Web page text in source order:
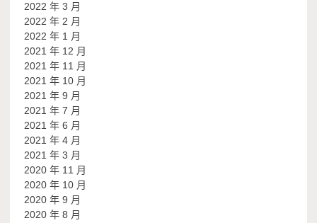
2022 年 3 月
2022 年 2 月
2022 年 1 月
2021 年 12 月
2021 年 11 月
2021 年 10 月
2021 年 9 月
2021 年 7 月
2021 年 6 月
2021 年 4 月
2021 年 3 月
2020 年 11 月
2020 年 10 月
2020 年 9 月
2020 年 8 月